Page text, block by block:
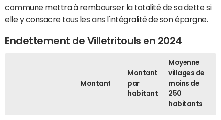
commune mettra à rembourser la totalité de sa dette si
elle y consacre tous les ans l'intégralité de son épargne.
Endettement de Villetritouls en 2024
Montant
Montant
par
habitant
Moyenne
villages de
moins de
250
habitants